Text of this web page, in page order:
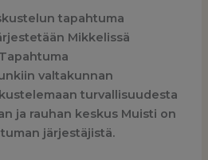
tapahtuma
Mikkelissä
valtakunnan
turvallisuudesta
ja rauhan keskus Muisti on
järjestäjistä.